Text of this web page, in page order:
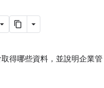
得哪些資料，並說明企業管